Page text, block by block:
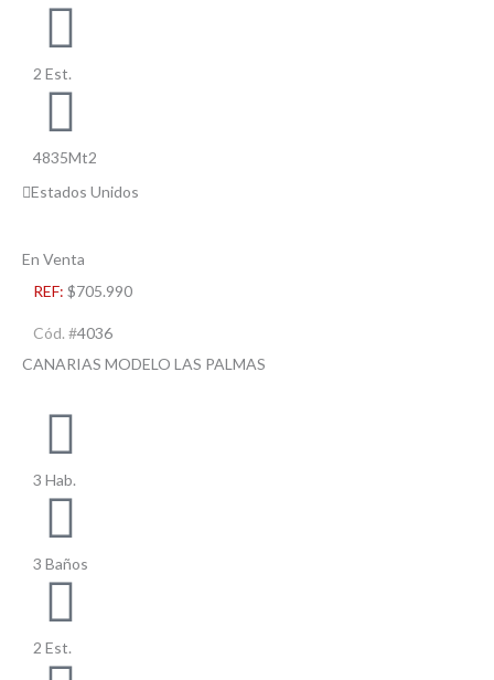
2 Est.
4835Mt2
Estados Unidos
En Venta
REF: $705.990
Cód. #4036
CANARIAS MODELO LAS PALMAS
3 Hab.
3 Baños
2 Est.